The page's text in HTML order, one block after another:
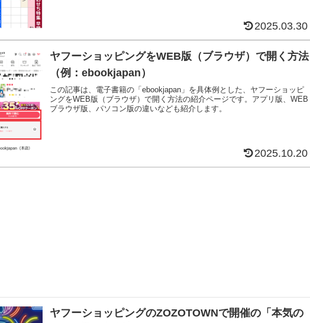
2025.03.30
ヤフーショッピングをWEB版（ブラウザ）で開く方法
（例：ebookjapan）
この記事は、電子書籍の「ebookjapan」を具体例とした、ヤフーショッピ
ングをWEB版（ブラウザ）で開く方法の紹介ページです。アプリ版、WEB
ブラウザ版、パソコン版の違いなども紹介します。
2025.10.20
ヤフーショッピングのZOZOTOWNで開催の「本気の